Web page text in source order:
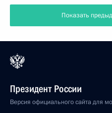
Показать
Президент России
Версия официального сайта для